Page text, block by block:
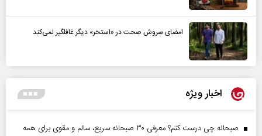
امضای سروش صحت در «استخر» دیگر غافلگیر نمی‌کند
اخبار ویژه
صبحانه چی درست کنم؟ معرفی ۳۰ صبحانه سریع، سالم و مقوی برای همه